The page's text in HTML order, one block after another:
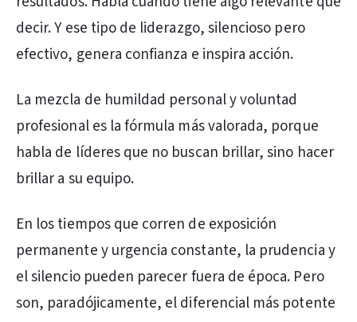
decir. Y ese tipo de liderazgo, silencioso pero
efectivo, genera confianza e inspira acción.
La mezcla de humildad personal y voluntad
profesional es la fórmula más valorada, porque
habla de líderes que no buscan brillar, sino hacer
brillar a su equipo.
En los tiempos que corren de exposición
permanente y urgencia constante, la prudencia y
el silencio pueden parecer fuera de época. Pero
son, paradójicamente, el diferencial más potente